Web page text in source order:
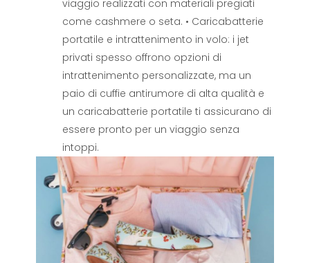
viaggio realizzati con materiali pregiati
come cashmere o seta. • Caricabatterie
portatile e intrattenimento in volo: i jet
privati ​​spesso offrono opzioni di
intrattenimento personalizzate, ma un
paio di cuffie antirumore di alta qualità e
un caricabatterie portatile ti assicurano di
essere pronto per un viaggio senza
intoppi.